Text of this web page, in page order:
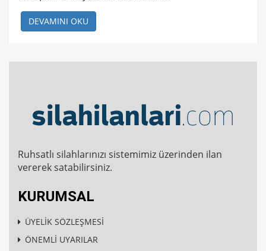
DEVAMINI OKU
Ruhsatlı silahlarınızı sistemimiz üzerinden ilan
vererek satabilirsiniz.
KURUMSAL
ÜYELİK SÖZLEŞMESİ
ÖNEMLİ UYARILAR